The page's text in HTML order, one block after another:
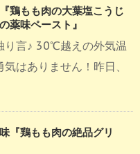
鶏もも肉の大葉塩こうじ
薬味ペースト』
り言♪ 30℃越えの外気温
はありません！昨日、
『鶏もも肉の絶品グリ